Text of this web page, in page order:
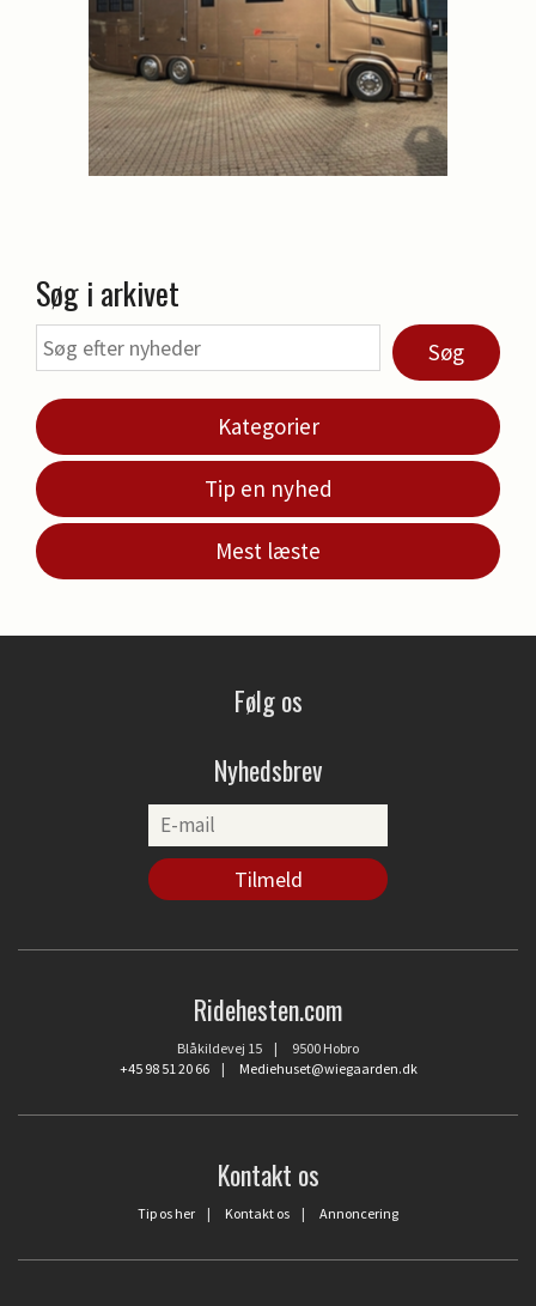
Søg i arkivet
Søg
Kategorier
Tip en nyhed
Mest læste
Følg os
Nyhedsbrev
Ridehesten.com
Blåkildevej 15 | 9500 Hobro
+45 98 51 20 66| Mediehuset@wiegaarden.dk
Kontakt os
Tip os her | Kontakt os | Annoncering